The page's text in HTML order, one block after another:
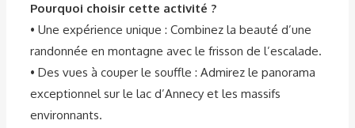
Pourquoi choisir cette activité ?
• Une expérience unique : Combinez la beauté d’une
randonnée en montagne avec le frisson de l’escalade.
• Des vues à couper le souffle : Admirez le panorama
exceptionnel sur le lac d’Annecy et les massifs
environnants.